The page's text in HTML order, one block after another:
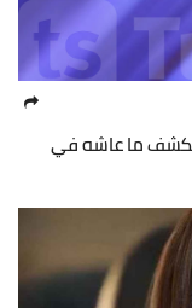
ما عاشه في